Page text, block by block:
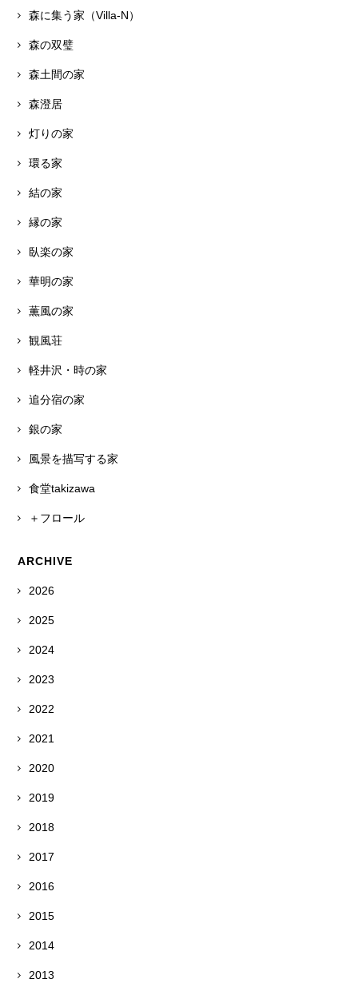
森に集う家（Villa-N）
森の双璧
森土間の家
森澄居
灯りの家
環る家
結の家
縁の家
臥楽の家
華明の家
薫風の家
観風荘
軽井沢・時の家
追分宿の家
銀の家
風景を描写する家
食堂takizawa
＋フロール
ARCHIVE
2026
2025
2024
2023
2022
2021
2020
2019
2018
2017
2016
2015
2014
2013